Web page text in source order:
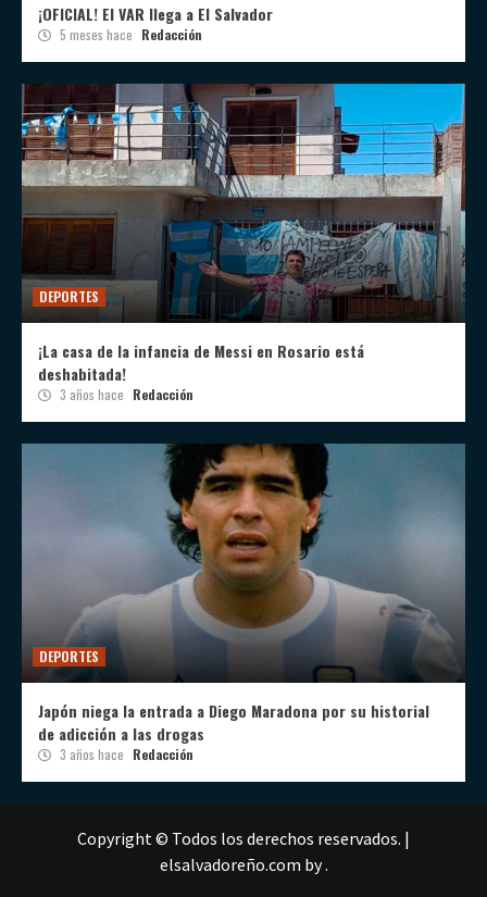
¡OFICIAL! El VAR llega a El Salvador
5 meses hace Redacción
DEPORTES
¡La casa de la infancia de Messi en Rosario está
deshabitada!
3 años hace Redacción
DEPORTES
Japón niega la entrada a Diego Maradona por su historial
de adicción a las drogas
3 años hace Redacción
Copyright © Todos los derechos reservados. |
elsalvadoreño.com by .